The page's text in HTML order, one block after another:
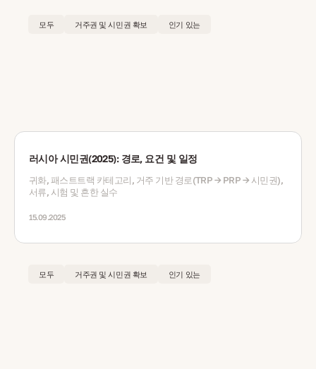
모두 거주권 및 시민권 확보 인기 있는
러시아 시민권(2025): 경로, 요건 및 일정
귀화, 패스트트랙 카테고리, 거주 기반 경로(TRP → PRP → 시민권),
서류, 시험 및 흔한 실수
15.09.2025
모두 거주권 및 시민권 확보 인기 있는